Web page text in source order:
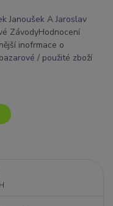
Janoušek A Jaroslav
ZávodyHodnocení
inofrmace o
/ použité zboží